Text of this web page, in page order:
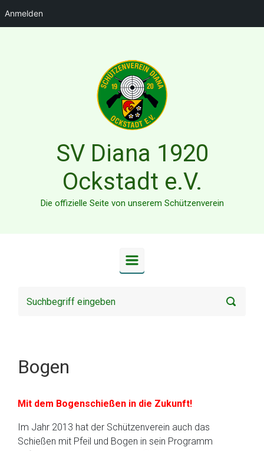
Anmelden
SV Diana 1920
Ockstadt e.V.
Die offizielle Seite von unserem Schützenverein
Bogen
Mit dem Bogenschießen in die Zukunft!
Im Jahr 2013 hat der Schützenverein auch das
Schießen mit Pfeil und Bogen in sein Programm